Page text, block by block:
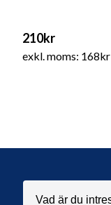
210kr
exkl. moms: 168kr